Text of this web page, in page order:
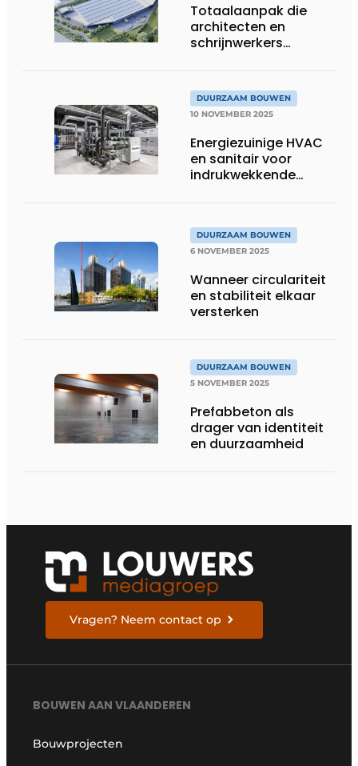
Totaalaanpak die
architecten en
schrijnwerkers
DUURZAAM BOUWEN
10 NOVEMBER 2025
Energiezuinige HVAC
en sanitair voor
indrukwekkende
DUURZAAM BOUWEN
6 NOVEMBER 2025
Wanneer circulariteit
en stabiliteit elkaar
versterken
DUURZAAM BOUWEN
5 NOVEMBER 2025
Prefabbeton als
drager van identiteit
en duurzaamheid
Vragen? Neem contact op
BOUWEN AAN VLAANDEREN
Bouwprojecten